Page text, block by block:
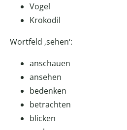
Vogel
Krokodil
Wortfeld ‚sehen‘:
anschauen
ansehen
bedenken
betrachten
blicken